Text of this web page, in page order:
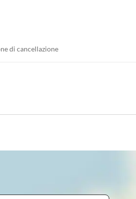
di cancellazione